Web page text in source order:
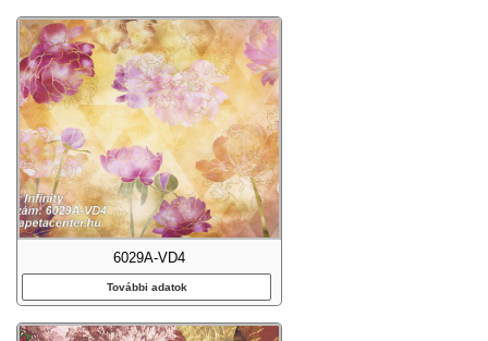
6029A-VD4
További adatok